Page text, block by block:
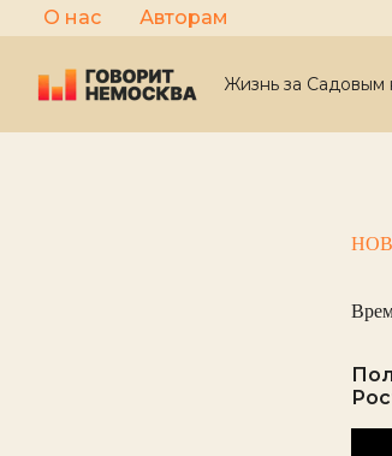
Перейти
к
содержимому
О нас Авторам
Жизнь за Садовым